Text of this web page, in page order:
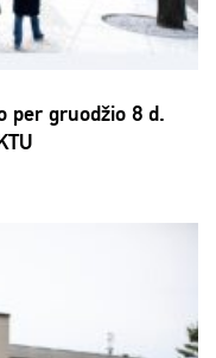
per gruodžio 8 d.